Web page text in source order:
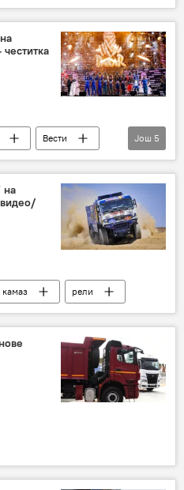
честитка
Вести
Још 5
на
видео/
камаз рели